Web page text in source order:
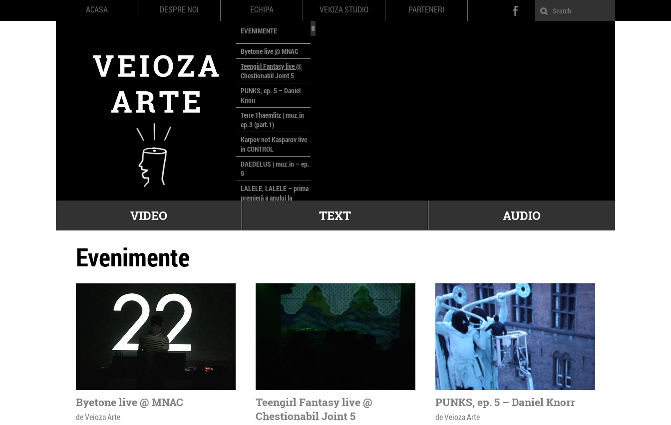
ACASA DESPRE NOI ECHIPA VEIOZA STUDIO PARTENERI
EVENIMENTE
Byetone live @ MNAC
Teengirl Fantasy live @
Chestionabil Joint 5
PUNKS, ep. 5 – Daniel
Knorr
Terre Thaemlitz | muz.in
ep.3 (part.1)
Karpov not Kasparov live
in CONTROL
DAEDELUS | muz.in – ep.
9
LALELE, LALELE – prima
premieră a anului la
poloneze la București
VIDEO TEXT AUDIO
Evenimente
Byetone live @ MNAC
de Veioza Arte
Teengirl Fantasy live @
Chestionabil Joint 5
PUNKS, ep. 5 – Daniel Knorr
de Veioza Arte